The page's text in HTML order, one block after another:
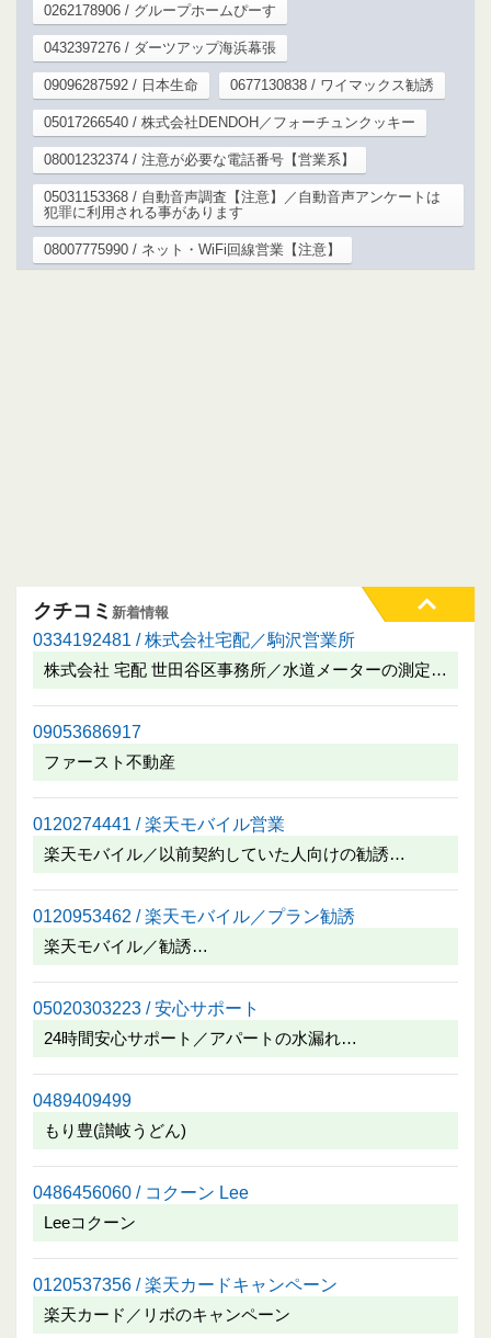
0262178906 / グループホームぴーす
0432397276 / ダーツアップ海浜幕張
09096287592 / 日本生命 0677130838 / ワイマックス勧誘
05017266540 / 株式会社DENDOH／フォーチュンクッキー
08001232374 / 注意が必要な電話番号【営業系】
05031153368 / 自動音声調査【注意】／自動音声アンケートは
犯罪に利用される事があります
08007775990 / ネット・WiFi回線営業【注意】
クチコミ 新着情報
0334192481 / 株式会社宅配／駒沢営業所
株式会社 宅配 世田谷区事務所／水道メーターの測定…
09053686917
ファースト不動産
0120274441 / 楽天モバイル営業
楽天モバイル／以前契約していた人向けの勧誘…
0120953462 / 楽天モバイル／プラン勧誘
楽天モバイル／勧誘…
05020303223 / 安心サポート
24時間安心サポート／アパートの水漏れ…
0489409499
もり豊(讃岐うどん)
0486456060 / コクーン Lee
Leeコクーン
0120537356 / 楽天カードキャンペーン
楽天カード／リボのキャンペーン